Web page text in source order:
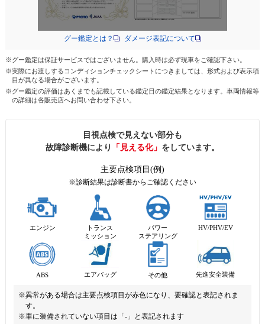
グー鑑定とは？ ダメージ表記について
※グー鑑定は保証サービスではございません。購入時は必ず現車をご確認下さい。
※実際にお渡しするコンディションチェックシートにつきましては、形式および表示項
目が異なる場合がございます。
※グー鑑定の評価はあくまでも記載している鑑定日の鑑定結果となります。車両情報等
の詳細は各販売店へお問い合わせ下さい。
目視点検で見えない部分も
故障診断機により
「見える化」 をしています。
主要点検項目(例)
※診断結果は診断書からご確認ください
エンジン
トランス
ミッション
パワー
ステアリング
HV/PHV/EV
ABS エアバッグ その他 先進安全装備
※異常がある場合は主要点検項目が赤色になり、要確認と表記されま
す。
※車に装備されていない項目は「-」と表記されます